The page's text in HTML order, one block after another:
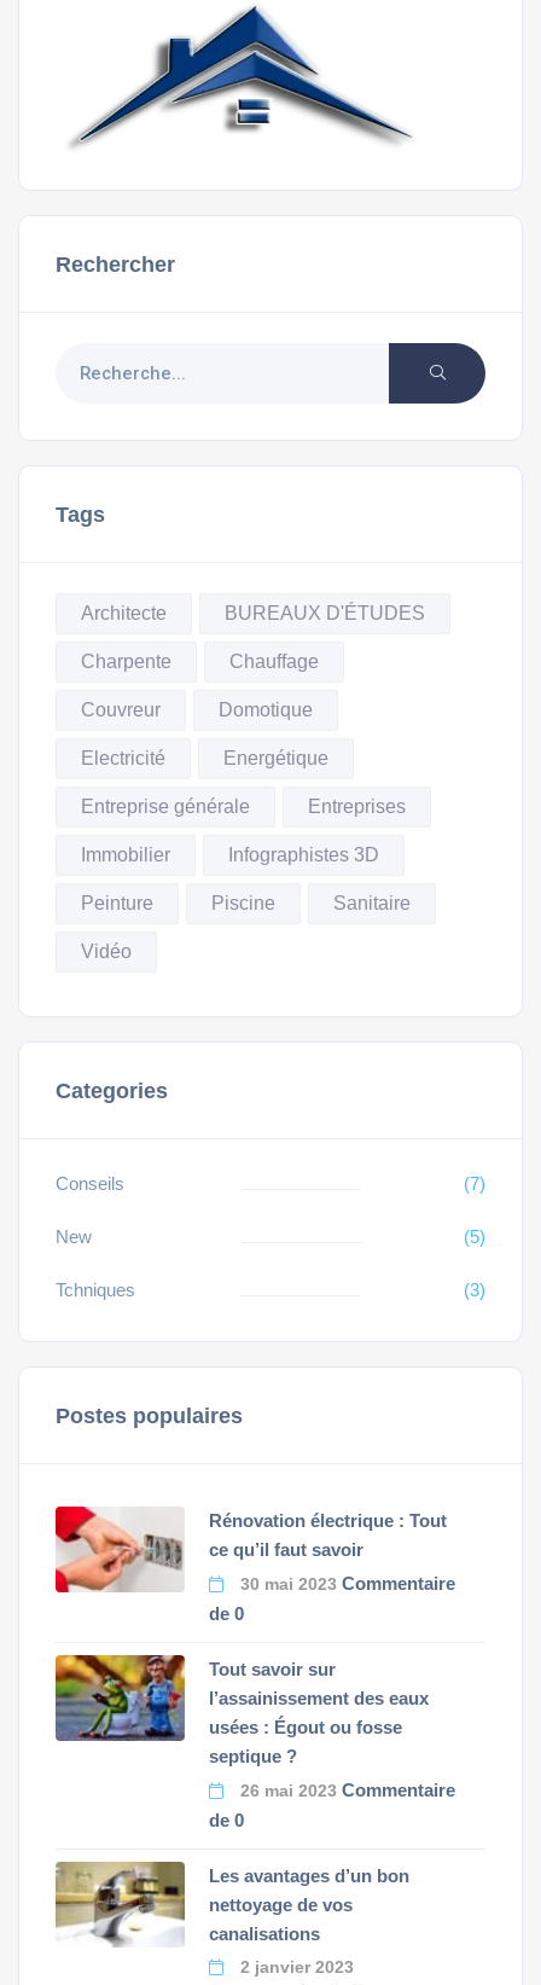
Rechercher
Tags
Architecte BUREAUX D'ÉTUDES
Charpente Chauffage
Couvreur Domotique
Electricité Energétique
Entreprise générale Entreprises
Immobilier Infographistes 3D
Peinture Piscine Sanitaire
Vidéo
Categories
Conseils (7)
New (5)
Tchniques (3)
Postes populaires
Rénovation électrique : Tout
ce qu’il faut savoir
30 mai 2023 Commentaire
de 0
Tout savoir sur
l’assainissement des eaux
usées : Égout ou fosse
septique ?
26 mai 2023 Commentaire
de 0
Les avantages d’un bon
nettoyage de vos
canalisations
2 janvier 2023